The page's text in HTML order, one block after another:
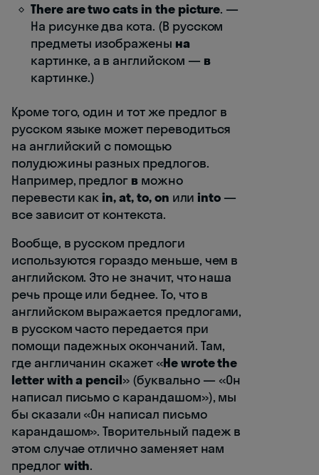
There are two cats in the picture. —
На рисунке два кота. (В русском
предметы изображены на
картинке, а в английском — в
картинке.)
Кроме того, один и тот же предлог в
русском языке может переводиться
на английский с помощью
полудюжины разных предлогов.
Например, предлог в можно
перевести какin, at, to, on илиinto —
все зависит от контекста.
Вообще, в русском предлоги
используются гораздо меньше, чем в
английском. Это не значит, что наша
речь проще или беднее. То, что в
английском выражается предлогами,
в русском часто передается при
помощи падежных окончаний. Там,
где англичанин скажет «He wrote the
letter with a pencil» (буквально — «Он
написал письмо с карандашом»), мы
бы сказали «Он написал письмо
карандашом». Творительный падеж в
этом случае отлично заменяет нам
предлогwith.